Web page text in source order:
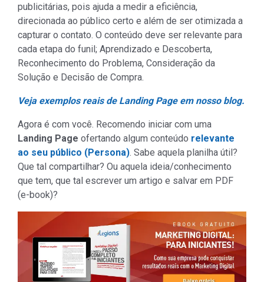
publicitárias, pois ajuda a medir a eficiência,
direcionada ao público certo e além de ser otimizada a
capturar o contato. O conteúdo deve ser relevante para
cada etapa do funil; Aprendizado e Descoberta,
Reconhecimento do Problema, Consideração da
Solução e Decisão de Compra.
Veja exemplos reais de Landing Page em nosso blog.
Agora é com você. Recomendo iniciar com uma
Landing Page ofertando algum conteúdo relevante
ao seu público (Persona). Sabe aquela planilha útil?
Que tal compartilhar? Ou aquela ideia/conhecimento
que tem, que tal escrever um artigo e salvar em PDF
(e-book)?